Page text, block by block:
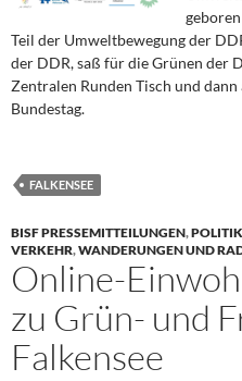
Teil der Umweltbewegung der
der DDR, saß für die Grünen der
Zentralen Runden Tisch und
Bundestag.
FALKENSEE
BISF PRESSEMITTEILUNGEN,
VERKEHR,WANDERUNGEN UND
Online-
zu Grün- und
Falkensee